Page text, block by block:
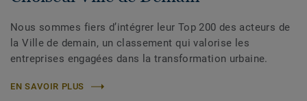
Nous sommes fiers d’intégrer leur Top 200 des acteurs de
la Ville de demain, un classement qui valorise les
entreprises engagées dans la transformation urbaine.
EN SAVOIR PLUS